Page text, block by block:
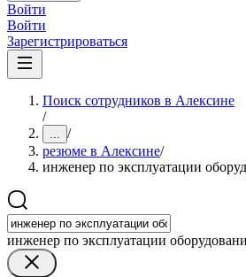
Войти
Войти
Зарегистрироваться
Поиск сотрудников в Алексине
/
... /
резюме в Алексине/
инженер по эксплуатации
инженер по эксплуатации